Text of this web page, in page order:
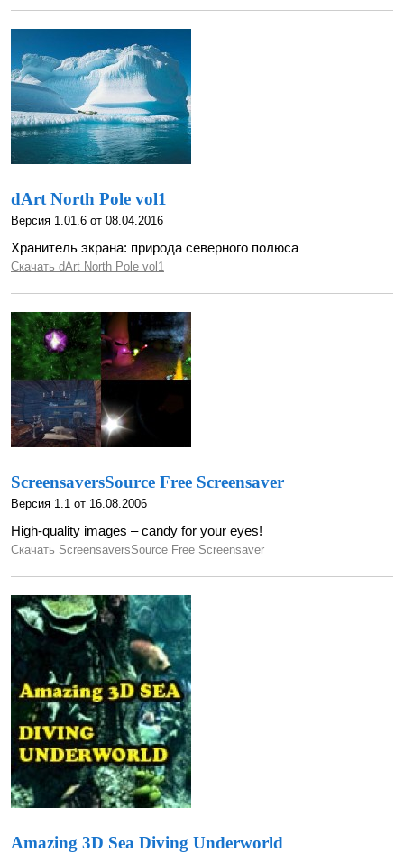
dArt North Pole vol1
Версия 1.01.6 от 08.04.2016
Хранитель экрана: природа северного полюса
Скачать dArt North Pole vol1
ScreensaversSource Free Screensaver
Версия 1.1 от 16.08.2006
High-quality images – candy for your eyes!
Скачать ScreensaversSource Free Screensaver
Amazing 3D Sea Diving Underworld